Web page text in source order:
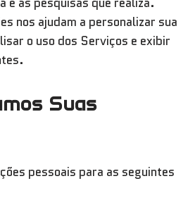
nos ajudam a personalizar sua
o uso dos Serviços e exibir
Suas
pessoais para as seguintes